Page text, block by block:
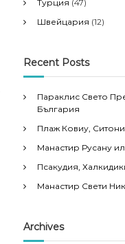
Турция (47)
Швейцария (12)
Recent Posts
Параклис Свето
България
Плаж Ковиу,
Манастир Русану
Псакудия,
Манастир Свети
Archives